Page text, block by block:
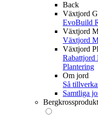
Back
Växtjord
EvoBuild
Växtjord
Växtjord
Växtjord
Rabattjord
Plantering
Om jord
Så
Samtliga